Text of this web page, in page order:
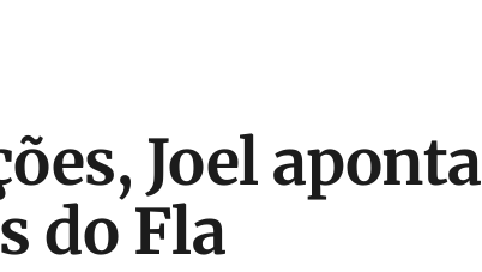
Joel aponta
do Fla